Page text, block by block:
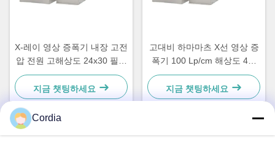
X-레이 영상 증폭기 내장 고전
압 전원 고해상도 24x30 필름
홀더 저왜곡
지금 챗팅하세요
고대비 하마마츠 X선 영상 증
폭기 100 Lp/cm 해상도 4인
치 모드
지금 챗팅하세요
Cordia